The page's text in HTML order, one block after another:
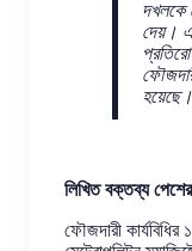
দখলকে
দেয়।
হয়েছে।
লিখিত বক্তব্য
ফৌজদারী